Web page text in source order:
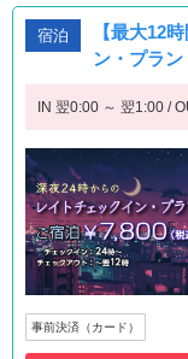
宿泊
【最大12
ン・プラン
IN 翌0:00 ～ 翌1:00 /
事前決済（カード）